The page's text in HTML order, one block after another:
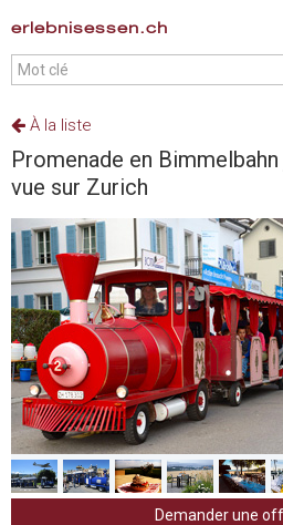
erlebnisessen.ch
À la liste
Promenade en
vue sur Zurich
Demander une